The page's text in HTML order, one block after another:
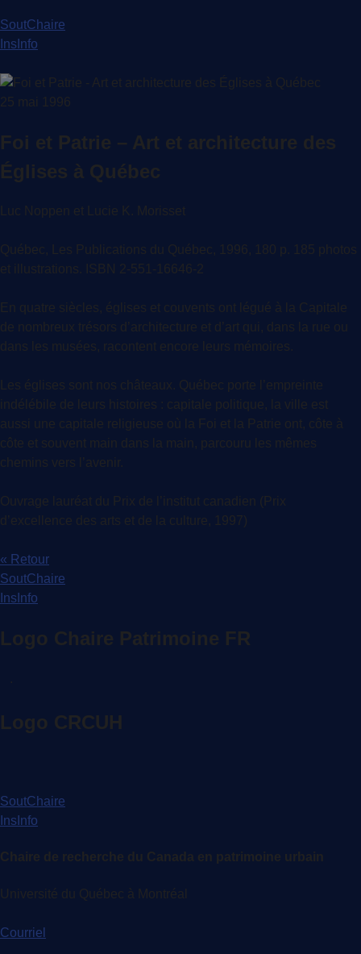
SoutChaire
InsInfo
25 mai 1996
Foi et Patrie – Art et architecture des
Églises à Québec
Luc Noppen et Lucie K. Morisset
Québec, Les Publications du Québec, 1996, 180 p. 185 photos
et illustrations. ISBN 2-551-16646-2
En quatre siècles, églises et couvents ont légué à la Capitale
de nombreux trésors d’architecture et d’art qui, dans la rue ou
dans les musées, racontent encore leurs mémoires.
Les églises sont nos châteaux. Québec porte l’empreinte
indélébile de leurs histoires : capitale politique, la ville est
aussi une capitale religieuse où la Foi et la Patrie ont, côte à
côte et souvent main dans la main, parcouru les mêmes
chemins vers l’avenir.
Ouvrage lauréat du Prix de l’institut canadien (Prix
d’excellence des arts et de la culture, 1997)
« Retour
SoutChaire
InsInfo
Logo Chaire Patrimoine FR
Logo CRCUH
SoutChaire
InsInfo
Chaire de recherche du Canada en patrimoine urbain
Université du Québec à Montréal
Courriel